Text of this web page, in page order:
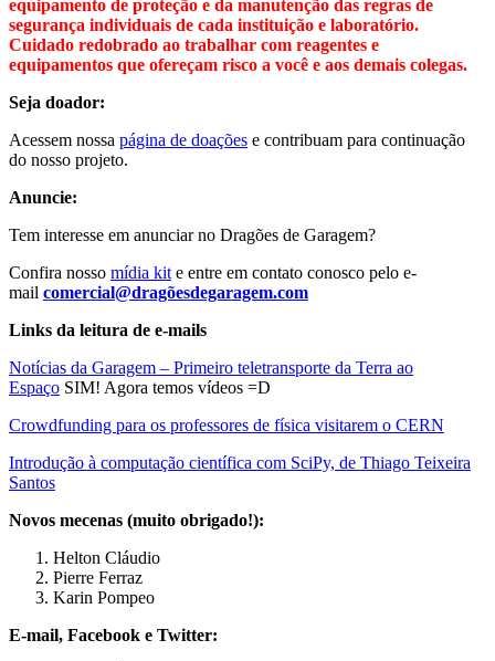
equipamento de proteção e da manutenção das regras de
segurança individuais de cada instituição e laboratório.
Cuidado redobrado ao trabalhar com reagentes e
equipamentos que ofereçam risco a você e aos demais colegas.
Seja doador:
Acessem nossa página de doações e contribuam para continuação
do nosso projeto.
Anuncie:
Tem interesse em anunciar no Dragões de Garagem?
Confira nosso mídia kit e entre em contato conosco pelo e-
mail comercial@dragõesdegaragem.com
Links da leitura de e-mails
Notícias da Garagem – Primeiro teletransporte da Terra ao
Espaço SIM! Agora temos vídeos =D
Crowdfunding para os professores de física visitarem o CERN
Introdução à computação científica com SciPy, de Thiago Teixeira
Santos
Novos mecenas (muito obrigado!):
Helton Cláudio
Pierre Ferraz
Karin Pompeo
E-mail, Facebook e Twitter: